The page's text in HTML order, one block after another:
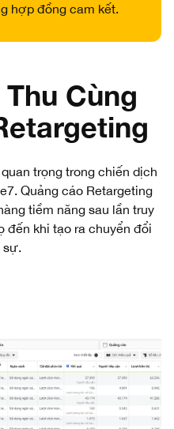
hợp đồng cam kết.
Cùng
trọng trong chiến dịch
Quảng cáo Retargeting
tiềm năng sau lần truy
đến khi tạo ra chuyển đổi
sự.